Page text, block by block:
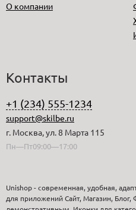
О компании
Контакты
+1 (234) 555-1234
support@skilbe.ru
г. Москва, ул. 8 Марта 115
Пн—Пт09:00—17:00
Unishop - современная, удобная,
для приложений Сайт, Магазин, Блог,